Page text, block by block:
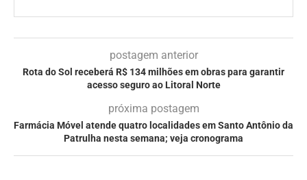
postagem anterior
Rota do Sol receberá R$ 134 milhões em obras para garantir
acesso seguro ao Litoral Norte
próxima postagem
Farmácia Móvel atende quatro localidades em Santo Antônio da
Patrulha nesta semana; veja cronograma